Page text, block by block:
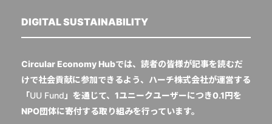
DIGITAL SUSTAINABILITY
Circular Economy Hubでは、読者の皆様が記事を読むだ
けで社会貢献に参加できるよう、ハーチ株式会社が運営する
「UU Fund 」を通じて、1ユニークユーザーにつき0.1円を
NPO団体に寄付する取り組みを行っています。